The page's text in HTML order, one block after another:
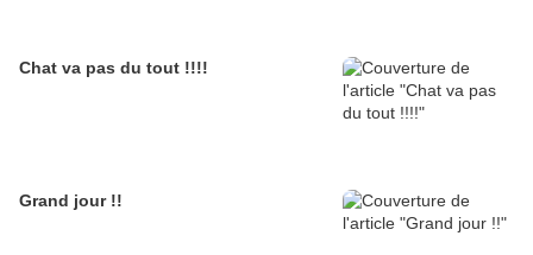
Chat va pas du tout !!!!
Grand jour !!